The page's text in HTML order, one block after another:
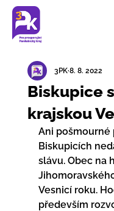
Biskupice
krajskou
3PK 8. 8. 2022
Ani pošmourné
Biskupicích
slávu. Obec na
Vesnicí roku.
především